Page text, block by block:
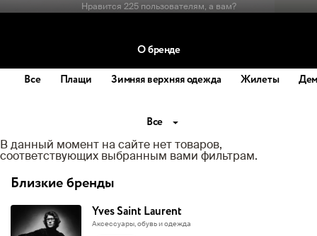
Нравится 225 пользователям, а вам?
О бренде
Все
Плащи Зимняя верхняя одежда Жилеты
Все
В данный момент на сайте нет товаров,
соответствующих выбранным вами фильтрам.
Близкие бренды
Yves Saint Laurent
Аксессуары, обувь и одежда